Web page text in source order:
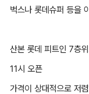
벅스나 롯데슈퍼 등을
산본 롯데 피트인 7층
11시 오픈
가격이 상대적으로 저